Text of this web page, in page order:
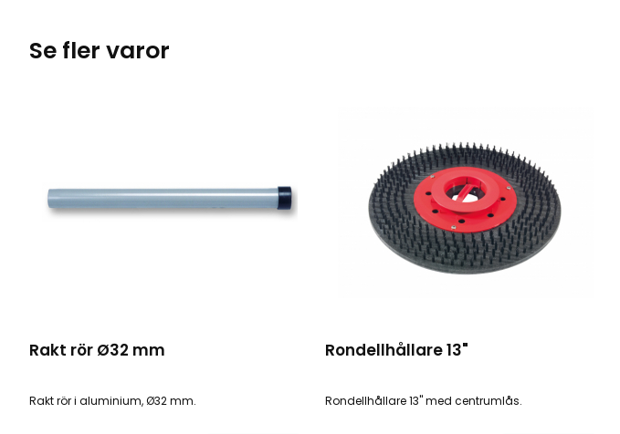
Se fler varor
Rakt rör Ø32 mm
Rakt rör i aluminium, Ø32 mm.
Rondellhållare 13"
Rondellhållare 13" med centrumlås.